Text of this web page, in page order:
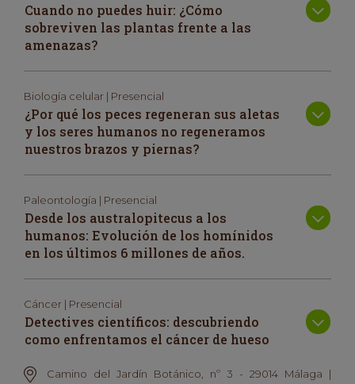
Cuando no puedes huir: ¿Cómo
sobreviven las plantas frente a las
amenazas?
Biología celular | Presencial
¿Por qué los peces regeneran sus aletas
y los seres humanos no regeneramos
nuestros brazos y piernas?
Paleontología | Presencial
Desde los australopitecus a los
humanos: Evolución de los homínidos
en los últimos 6 millones de años.
Cáncer | Presencial
Detectives científicos: descubriendo
como enfrentamos el cáncer de hueso
Camino del Jardín Botánico, nº 3 - 29014 Málaga |